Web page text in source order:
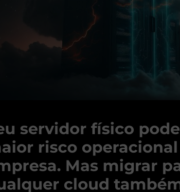
servidor físico
risco operacional
Mas migrar
cloud